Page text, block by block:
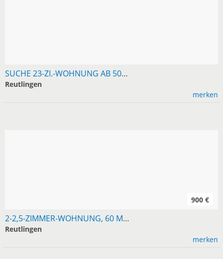
SUCHE 23-ZI.-WOHNUNG AB 50 M² IN RT/UMGEBUNG
Reutlingen
merken
2-2,5-ZIMMER-WOHNUNG, 60 M², RT UND UMGEBUNG GESUCHT
900 €
Reutlingen
merken